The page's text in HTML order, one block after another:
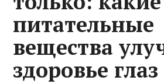
питательные
вещества
здоровье глаз